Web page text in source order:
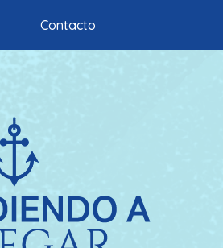
Contacto